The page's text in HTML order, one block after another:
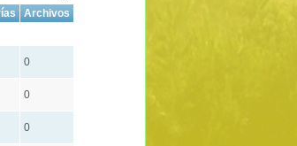
Archivos
0
0
0